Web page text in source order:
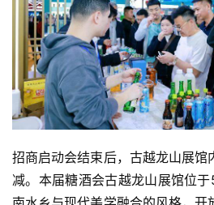
招商启动会结束后，古越龙山展馆
减。本届糖酒会古越龙山展馆位